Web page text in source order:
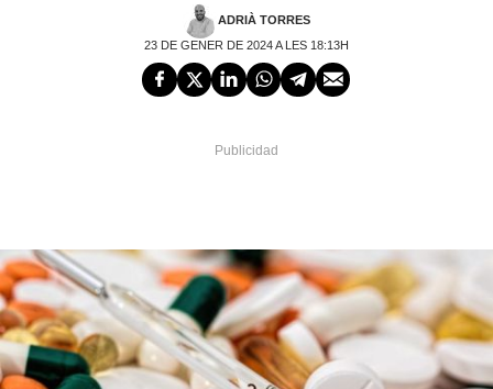
ADRIÀ TORRES
23 DE GENER DE 2024 A LES 18:13H